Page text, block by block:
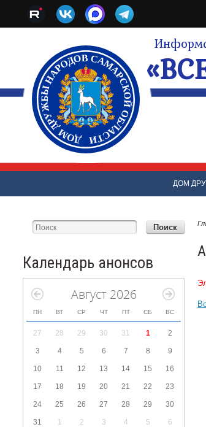
ДОМ
Календарь анонсов
Август 2026
ПН ВТ СР ЧТ ПТ СБ ВС
27 28 29 30 31 1 2
3 4 5 6 7 8 9
10 11 12 13 14 15 16
17 18 19 20 21 22 23
24 25 26 27 28 29 30
31 1 2 3 4 5 6